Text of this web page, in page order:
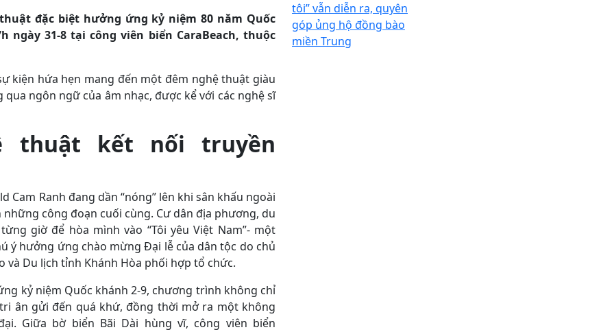
đặc biệt hưởng ứng kỷ niệm 80 năm Quốc
ngày 31-8 tại công viên biển CaraBeach, thuộc
kiện hứa hẹn mang đến một đêm nghệ thuật giàu
ngôn ngữ của âm nhạc, được kể với các nghệ sĩ
thuật kết nối truyền
Cam Ranh đang dần “nóng” lên khi sân khấu ngoài
công đoạn cuối cùng. Cư dân địa phương, du
giờ để hòa mình vào “Tôi yêu Việt Nam”- một
ý hưởng ứng chào mừng Đại lễ của dân tộc do chủ
và Du lịch tỉnh Khánh Hòa phối hợp tổ chức.
kỷ niệm Quốc khánh 2-9, chương trình không chỉ
ân gửi đến quá khứ, đồng thời mở ra một không
Giữa bờ biển Bãi Dài hùng vĩ, công viên biển
tôi” vẫn diễn ra, quyên
góp ủng hộ đồng bào
miền Trung